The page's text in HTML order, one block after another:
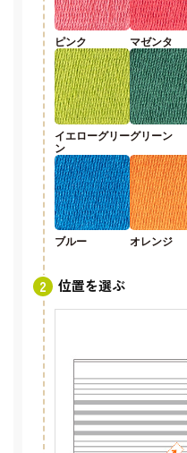
ピンク マゼンタ
イエローグリー
ン
グリーン
ブルー オレンジ
位置を選ぶ